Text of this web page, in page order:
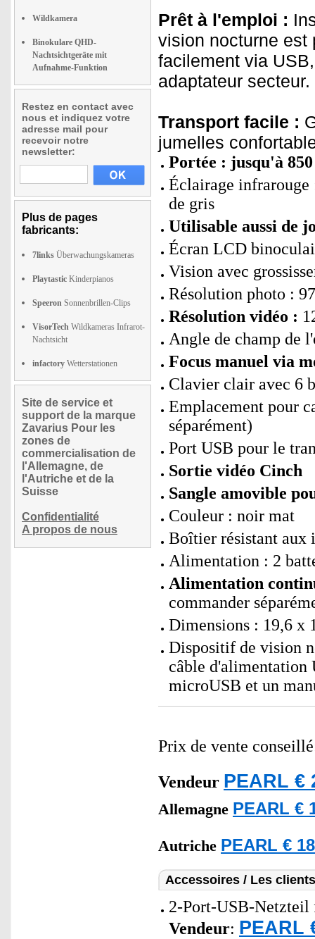
Wildkamera
Binokulare QHD-
Nachtsichtgeräte mit
Aufnahme-Funktion
Restez en contact avec
nous et indiquez votre
adresse mail pour
recevoir notre
newsletter:
Plus de pages
fabricants:
7links Überwachungskameras
Playtastic Kinderpianos
Speeron Sonnenbrillen-Clips
VisorTech Wildkameras Infrarot-
Nachtsicht
infactory Wetterstationen
Site de service et
support de la marque
Zavarius Pour les
zones de
commercialisation de
l'Allemagne, de
l'Autriche et de la
Suisse
Confidentialité
A propos de nous
Prêt à l'emploi :
vision nocturne est
facilement via
adaptateur secteur.
Transport facile :
jumelles
Portée : jusqu'à
Éclairage infrarouge
de gris
Utilisable aussi de
Écran LCD
Vision avec
Résolution photo :
Résolution vidéo :
Angle de champ de
Focus manuel via
Clavier clair avec 6
Emplacement pour
séparément)
Port USB pour le
Sortie vidéo Cinch
Sangle amovible
Couleur : noir mat
Boîtier résistant aux
Alimentation : 2
Alimentation
commander
Dimensions : 19,6 x
Dispositif de vision
câble d'alimentation
microUSB et un
Prix de vente
Vendeur PEARL €
Allemagne PEARL €
Autriche PEARL €
Accessoires / Les
2-Port-USB-Netzteil
Vendeur: PEARL